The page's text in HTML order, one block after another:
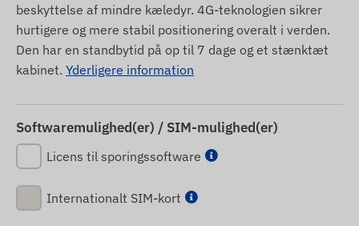
beskyttelse af mindre kæledyr. 4G-teknologien sikrer
hurtigere og mere stabil positionering overalt i verden.
Den har en standbytid på op til 7 dage og et stænktæt
kabinet. Yderligere information
Softwaremulighed(er) / SIM-mulighed(er)
Licens til sporingssoftware
Internationalt SIM-kort